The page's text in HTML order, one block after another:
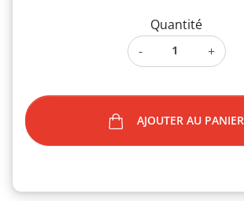
Quantité
-
+
AJOUTER AU PANIER